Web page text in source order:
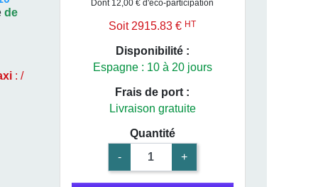
de
: /
Dont 12,00 € d'éco-participation
Soit 2915.83 € HT
Disponibilité :
Espagne : 10 à 20 jours
Frais de port :
Livraison gratuite
Quantité
-
+